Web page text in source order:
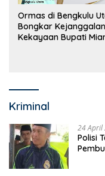
Ormas di Bengkulu
Bongkar Kejanggalan
Kekayaan Bupati
Kriminal
24 April
Polisi